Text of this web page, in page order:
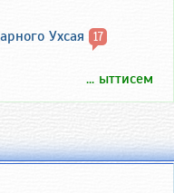
Ухсая 17
... ыттисем